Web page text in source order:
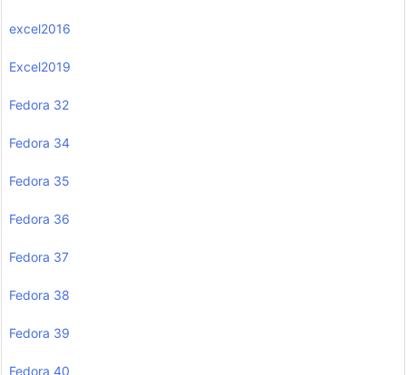
excel2016
Excel2019
Fedora 32
Fedora 34
Fedora 35
Fedora 36
Fedora 37
Fedora 38
Fedora 39
Fedora 40